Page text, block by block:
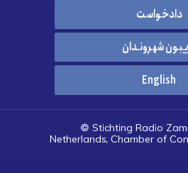
دادخواست
شهروندان
English
© Stichting Radio
Netherlands, Chamber of